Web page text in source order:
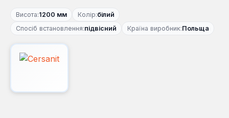
Висота:1200 мм Колір:білий
Спосіб встановлення:підвісний Країна виробник:Польща